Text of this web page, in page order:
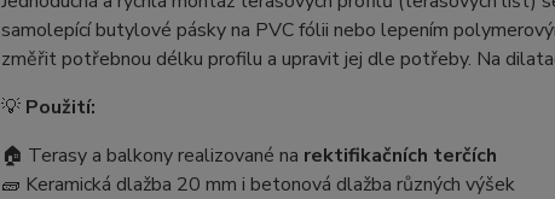
samolepící butylové pásky na PVC fólii nebo lepením
změřit potřebnou délku profilu a upravit jej dle potřeby. Na
💡 Použití:
🏠 Terasy a balkony realizované na rektifikačních terčích
🧱 Keramická dlažba 20 mm i betonová dlažba různých výšek